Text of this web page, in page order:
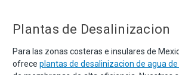
Plantas de Desalinizacion
Para las zonas costeras e insulares de
ofrece plantas de desalinizacion de agua